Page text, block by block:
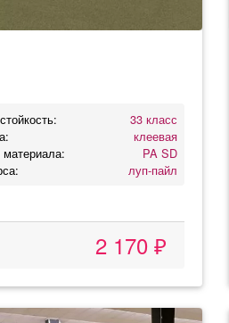
33 класс
клеевая
PA SD
луп-пайл
2 170 ₽